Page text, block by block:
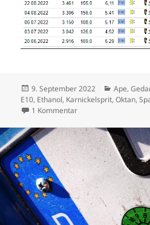
Veröffentlicht
am
9. September 2022 Kategorien
Ape,
E10, Ethanol, Karnickelsprit,Oktan,
1 Kommentarzu Billiger fahren mit